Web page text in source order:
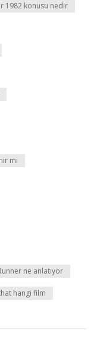
1982 konusu nedir
mi
ne anlatıyor
hangi film